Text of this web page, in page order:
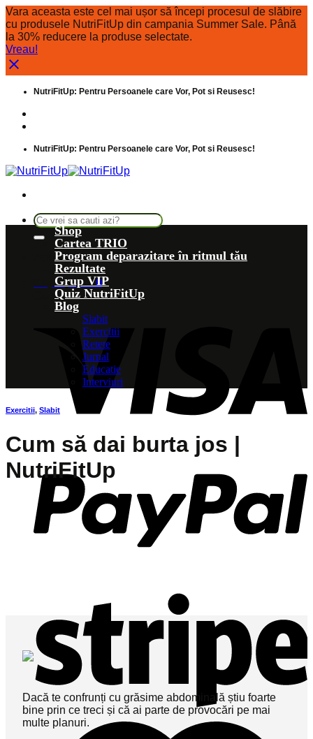
Vara aceasta este cel mai ușor să începi procesul de slăbire
cu produsele NutriFitUp din campania Summer Sale. Până
la 30% reducere la produse selectate.
Vreau!
NutriFitUp: Pentru Persoanele care Vor, Pot si Reusesc!
NutriFitUp: Pentru Persoanele care Vor, Pot si Reusesc!
Caută
după:
Autentificare
Coș /0,00lei 0
Coș
Shop
Cartea TRIO
Program deparazitare în ritmul tău
Rezultate
Grup VIP
Quiz NutriFitUp
Blog
Slabit
Exercitii
Retete
Jurnal
Educatie
Interviuri
Exercitii, Slabit
Cum să dai burta jos |
NutriFitUp
Dacă te confrunți cu grăsime abdominală știu foarte
bine prin ce treci și că ai parte de provocări pe mai
multe planuri.